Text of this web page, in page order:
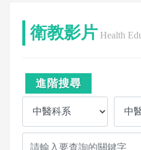
衛教影片 Health
進階搜尋